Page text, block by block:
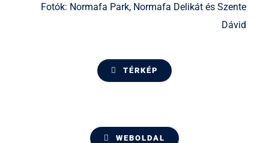
Fotók: Normafa Park, Normafa Delikát és Szente
Dávid
TÉRKÉP
WEBOLDAL